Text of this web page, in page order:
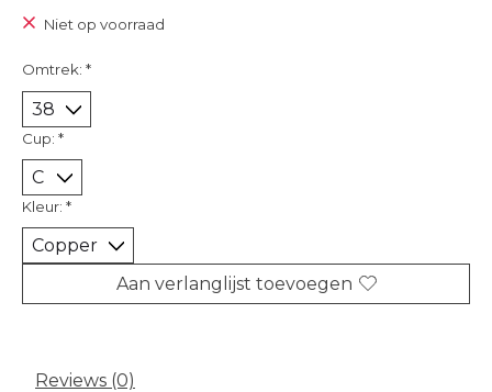
Niet op voorraad
Omtrek: *
Cup: *
Kleur: *
Aan verlanglijst toevoegen
Reviews (0)